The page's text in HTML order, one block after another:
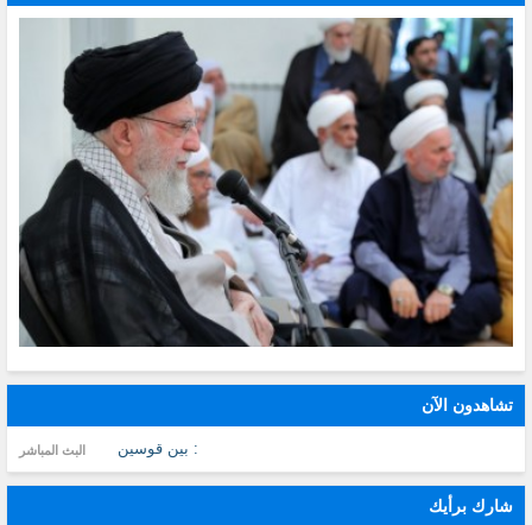
تشاهدون الآن
: بين قوسين البث المباشر
شارك برأيك